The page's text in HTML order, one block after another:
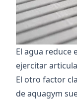
El agua reduce
ejercitar
El otro factor
de aquagym